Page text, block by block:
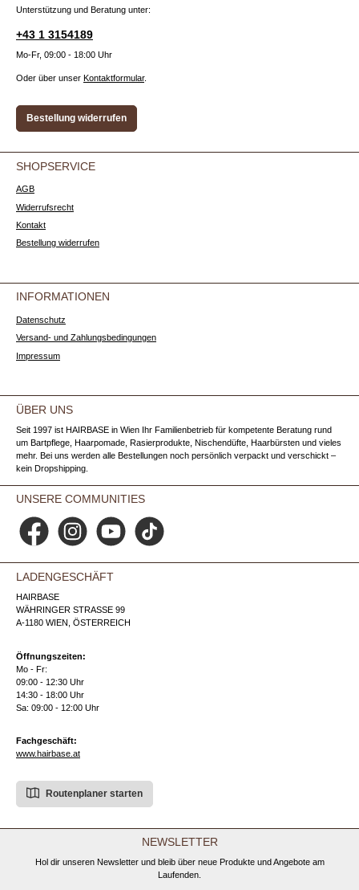
Unterstützung und Beratung unter:
+43 1 3154189
Mo-Fr, 09:00 - 18:00 Uhr
Oder über unser Kontaktformular.
Bestellung widerrufen
SHOPSERVICE
AGB
Widerrufsrecht
Kontakt
Bestellung widerrufen
INFORMATIONEN
Datenschutz
Versand- und Zahlungsbedingungen
Impressum
ÜBER UNS
Seit 1997 ist HAIRBASE in Wien Ihr Familienbetrieb für kompetente Beratung rund
um Bartpflege, Haarpomade, Rasierprodukte, Nischendüfte, Haarbürsten und vieles
mehr. Bei uns werden alle Bestellungen noch persönlich verpackt und verschickt –
kein Dropshipping.
UNSERE COMMUNITIES
Facebook Instagram YouTube TikTok
LADENGESCHÄFT
HAIRBASE
WÄHRINGER STRASSE 99
A-1180 WIEN, ÖSTERREICH
Öffnungszeiten:
Mo - Fr:
09:00 - 12:30 Uhr
14:30 - 18:00 Uhr
Sa: 09:00 - 12:00 Uhr
Fachgeschäft:
www.hairbase.at
Routenplaner starten
NEWSLETTER
Hol dir unseren Newsletter und bleib über neue Produkte und Angebote am
Laufenden.